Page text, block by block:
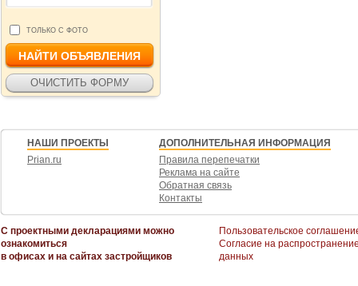
ТОЛЬКО С ФОТО
НАШИ ПРОЕКТЫ
Prian.ru
ДОПОЛНИТЕЛЬНАЯ ИНФОРМАЦИЯ
Правила перепечатки
Реклама на сайте
Обратная связь
Контакты
С проектными декларациями можно
ознакомиться
в офисах и на сайтах застройщиков
Пользовательское
Согласие на
данных